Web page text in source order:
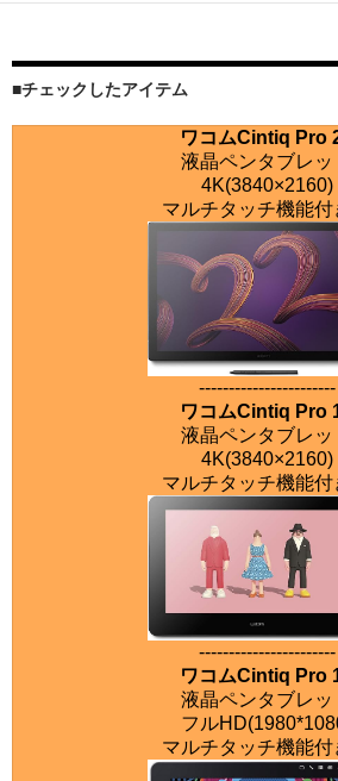
■チェックしたアイテム
ワコムCintiq Pro
液晶ペンタブレッ
4K(3840×2160)
マルチタッチ機能付
-----------------------
ワコムCintiq Pro
液晶ペンタブレッ
4K(3840×2160)
マルチタッチ機能付
-----------------------
ワコムCintiq Pro
液晶ペンタブレッ
フル
マルチタッチ機能付